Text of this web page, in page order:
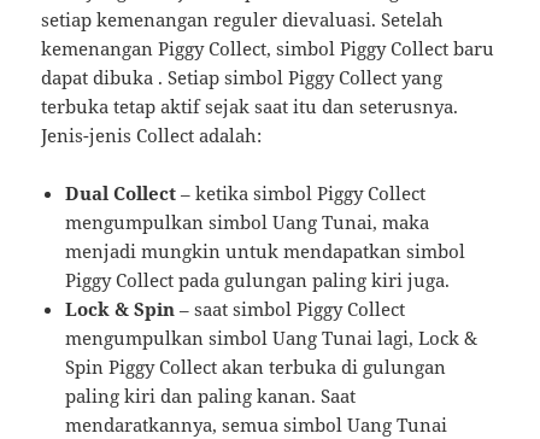
setiap kemenangan reguler dievaluasi. Setelah
kemenangan Piggy Collect, simbol Piggy Collect baru
dapat dibuka . Setiap simbol Piggy Collect yang
terbuka tetap aktif sejak saat itu dan seterusnya.
Jenis-jenis Collect adalah:
Dual Collect – ketika simbol Piggy Collect
mengumpulkan simbol Uang Tunai, maka
menjadi mungkin untuk mendapatkan simbol
Piggy Collect pada gulungan paling kiri juga.
Lock & Spin – saat simbol Piggy Collect
mengumpulkan simbol Uang Tunai lagi, Lock &
Spin Piggy Collect akan terbuka di gulungan
paling kiri dan paling kanan. Saat
mendaratkannya, semua simbol Uang Tunai